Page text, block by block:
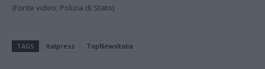
(Fonte video: Polizia di Stato)
TAGS Italpress TopNewsItalia